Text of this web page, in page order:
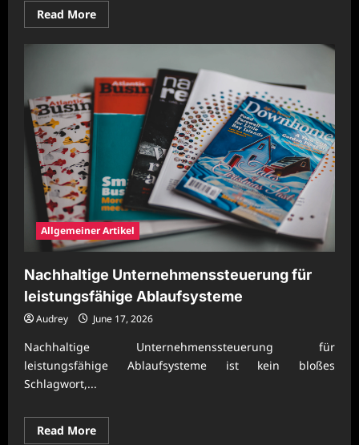
Read MoreRead
more
Wirtschaftliche
resiliente
Arbeitswelten
Allgemeiner Artikel
Nachhaltige Unternehmenssteuerung für
leistungsfähige Ablaufsysteme
Audrey June 17, 2026
Nachhaltige Unternehmenssteuerung für
leistungsfähige Ablaufsysteme ist kein bloßes
Schlagwort,...
Read MoreRead
more